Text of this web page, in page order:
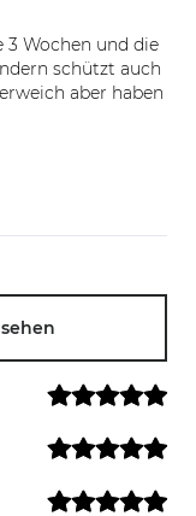
3 Wochen und die
schützt auch
aber haben